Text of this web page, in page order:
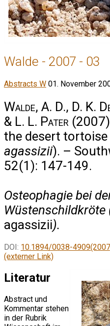
Walde - 2007 - 03
Abstracts W 01. November
Walde, A. D., D. K.
& L. L. Pater
the desert tortoise
agassizii). –
52(1): 147-149.
Osteophagie bei
Wüstenschildkröte
agassizii).
DOI: 10.1894/0038-
(externer Link)
Literatur
Abstract und
Kommentar stehen
in der Rubrik